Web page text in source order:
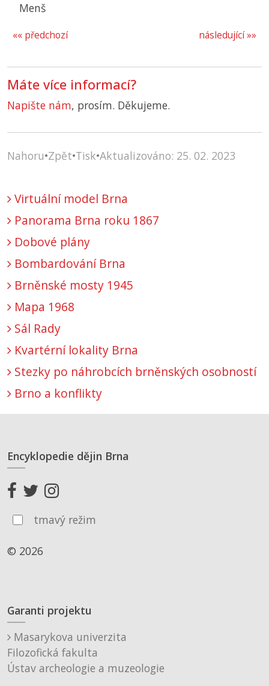
Menš
následující »»
«« předchozí
Máte více informací?
Napište nám, prosím. Děkujeme.
Nahoru•Zpět•Tisk•Aktualizováno: 25. 02. 2023
Virtuální model Brna
Panorama Brna roku 1867
Dobové plány
Bombardování Brna
Brněnské mosty 1945
Mapa 1968
Sál Rady
Kvartérní lokality Brna
Stezky po náhrobcích brněnských osobností
Brno a konflikty
Encyklopedie dějin Brna
tmavý režim
© 2026
Garanti projektu
Masarykova univerzita
Filozofická fakulta
Ústav archeologie a muzeologie